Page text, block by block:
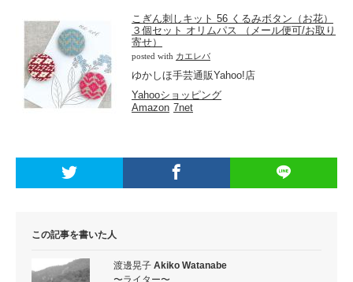
こぎん刺しキット 56 くるみボタン（お花）
３個セット オリムパス （メール便可/お取り
寄せ）
posted with カエレバ
ゆかしほ手芸通販Yahoo!店
Yahooショッピング
Amazon 7net
この記事を書いた人
渡邊晃子 Akiko Watanabe